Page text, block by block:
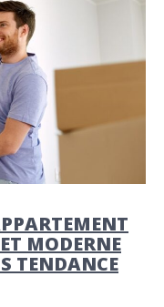
MODERNE
TENDANCE